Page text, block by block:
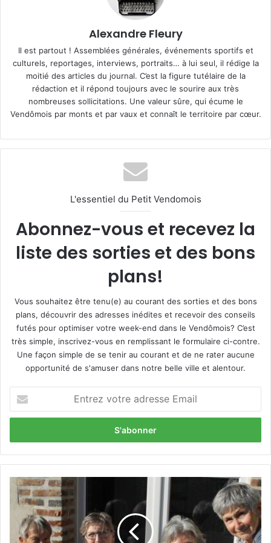
Alexandre Fleury
Il est partout ! Assemblées générales, événements sportifs et
culturels, reportages, interviews, portraits… à lui seul, il rédige la
moitié des articles du journal. C’est la figure tutélaire de la
rédaction et il répond toujours avec le sourire aux très
nombreuses sollicitations. Une valeur sûre, qui écume le
Vendômois par monts et par vaux et connaît le territoire par cœur.
L'essentiel du Petit Vendomois
Abonnez-vous et recevez la
liste des sorties et des bons
plans!
Vous souhaitez être tenu(e) au courant des sorties et des bons
plans, découvrir des adresses inédites et recevoir des conseils
futés pour optimiser votre week-end dans le Vendômois? C’est
très simple, inscrivez-vous en remplissant le formulaire ci-contre.
Une façon simple de se tenir au courant et de ne rater aucune
opportunité de s'amuser dans notre belle ville et alentour.
t
e
z